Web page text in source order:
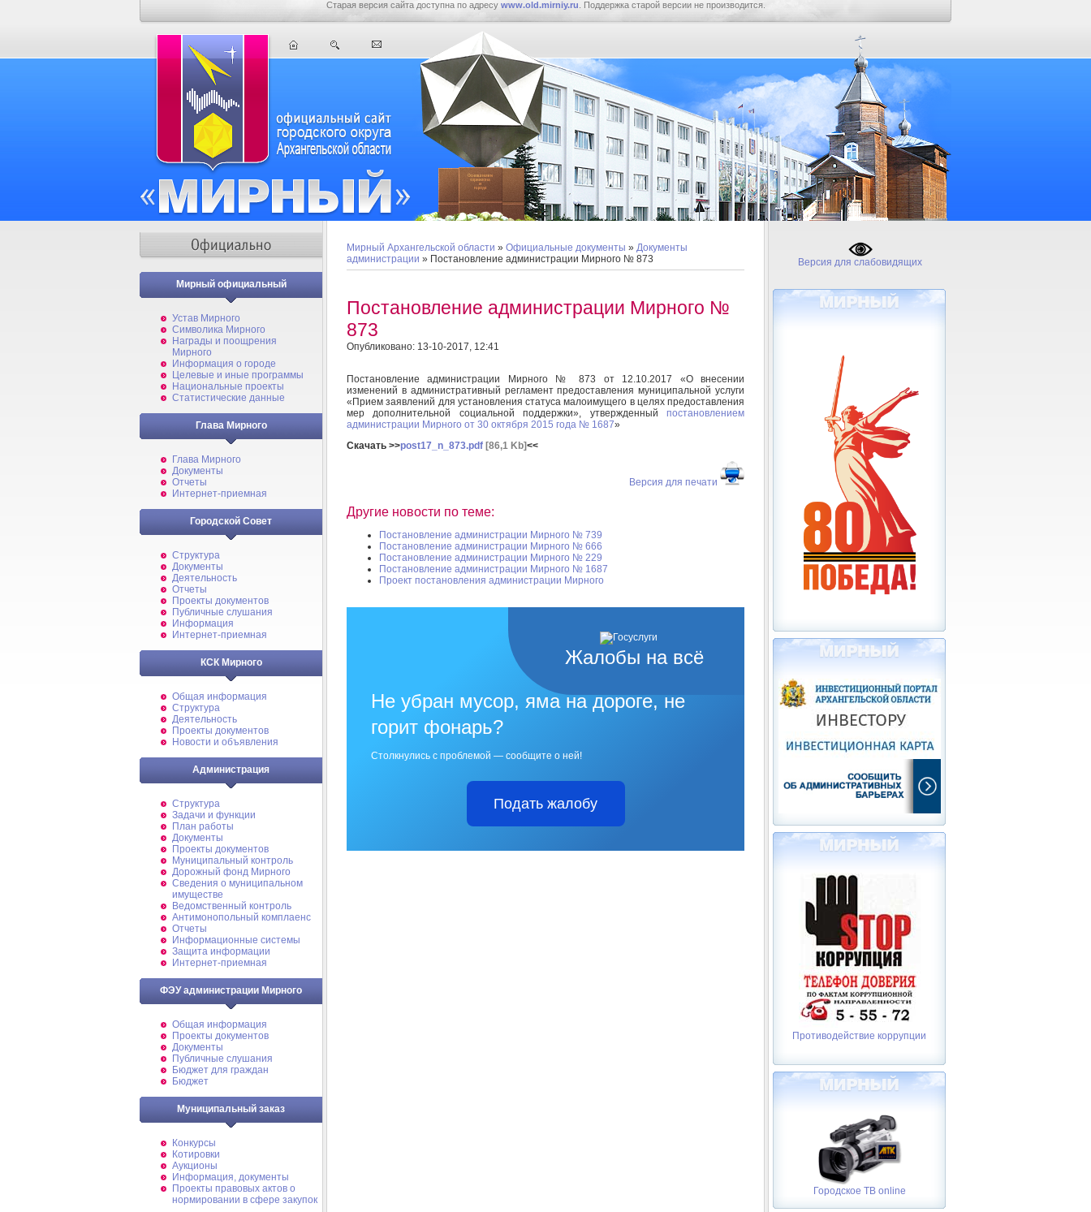
Старая версия сайта доступна по адресу www.old.mirniy.ru . Поддержка старой версии не производится.
Мирный официальный
Устав Мирного
Символика Мирного
Награды и поощрения
Мирного
Информация о городе
Целевые и иные программы
Национальные проекты
Статистические данные
Глава Мирного
Глава Мирного
Документы
Отчеты
Интернет-приемная
Городской Совет
Структура
Документы
Деятельность
Отчеты
Проекты документов
Публичные слушания
Информация
Интернет-приемная
КСК Мирного
Общая информация
Структура
Деятельность
Проекты документов
Новости и объявления
Администрация
Структура
Задачи и функции
План работы
Документы
Проекты документов
Муниципальный контроль
Дорожный фонд Мирного
Cведения о муниципальном
имуществе
Ведомственный контроль
Антимонопольный комплаенс
Отчеты
Информационные системы
Защита информации
Интернет-приемная
ФЭУ администрации Мирного
Общая информация
Проекты документов
Документы
Публичные слушания
Бюджет для граждан
Бюджет
Муниципальный заказ
Конкурсы
Котировки
Аукционы
Информация, документы
Проекты правовых актов о
нормировании в сфере закупок
Мирный Архангельской области » Официальные документы » Документы
администрации » Постановление администрации Мирного № 873
Постановление администрации Мирного №
873
Опубликовано: 13-10-2017, 12:41
Постановление администрации Мирного № 873 от 12.10.2017 «О внесении
изменений в административный регламент предоставления муниципальной услуги
«Прием заявлений для установления статуса малоимущего в целях предоставления
мер дополнительной социальной поддержки», утвержденный постановлением
администрации Мирного от 30 октября 2015 года № 1687»
Скачать >>post17_n_873.pdf [86,1 Kb]<<
Версия для печати
Другие новости по теме:
Постановление администрации Мирного № 739
Постановление администрации Мирного № 666
Постановление администрации Мирного № 229
Постановление администрации Мирного № 1687
Проект постановления администрации Мирного
Жалобы на всё
Не убран мусор, яма на дороге, не
горит фонарь?
Столкнулись с проблемой — сообщите о ней!
Подать жалобу
Версия для слабовидящих
Противодействие коррупции
Городское ТВ online